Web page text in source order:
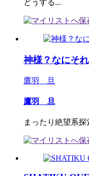
どうする...
神様？なにそ
鷹羽 旦
鷹羽 旦
まったり絶望系